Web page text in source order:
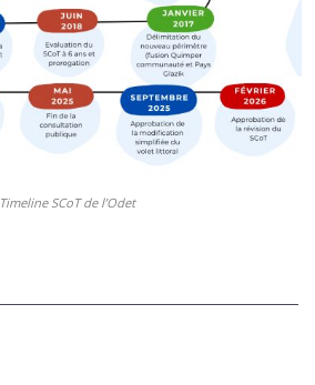
Timeline SCoT de l’Odet